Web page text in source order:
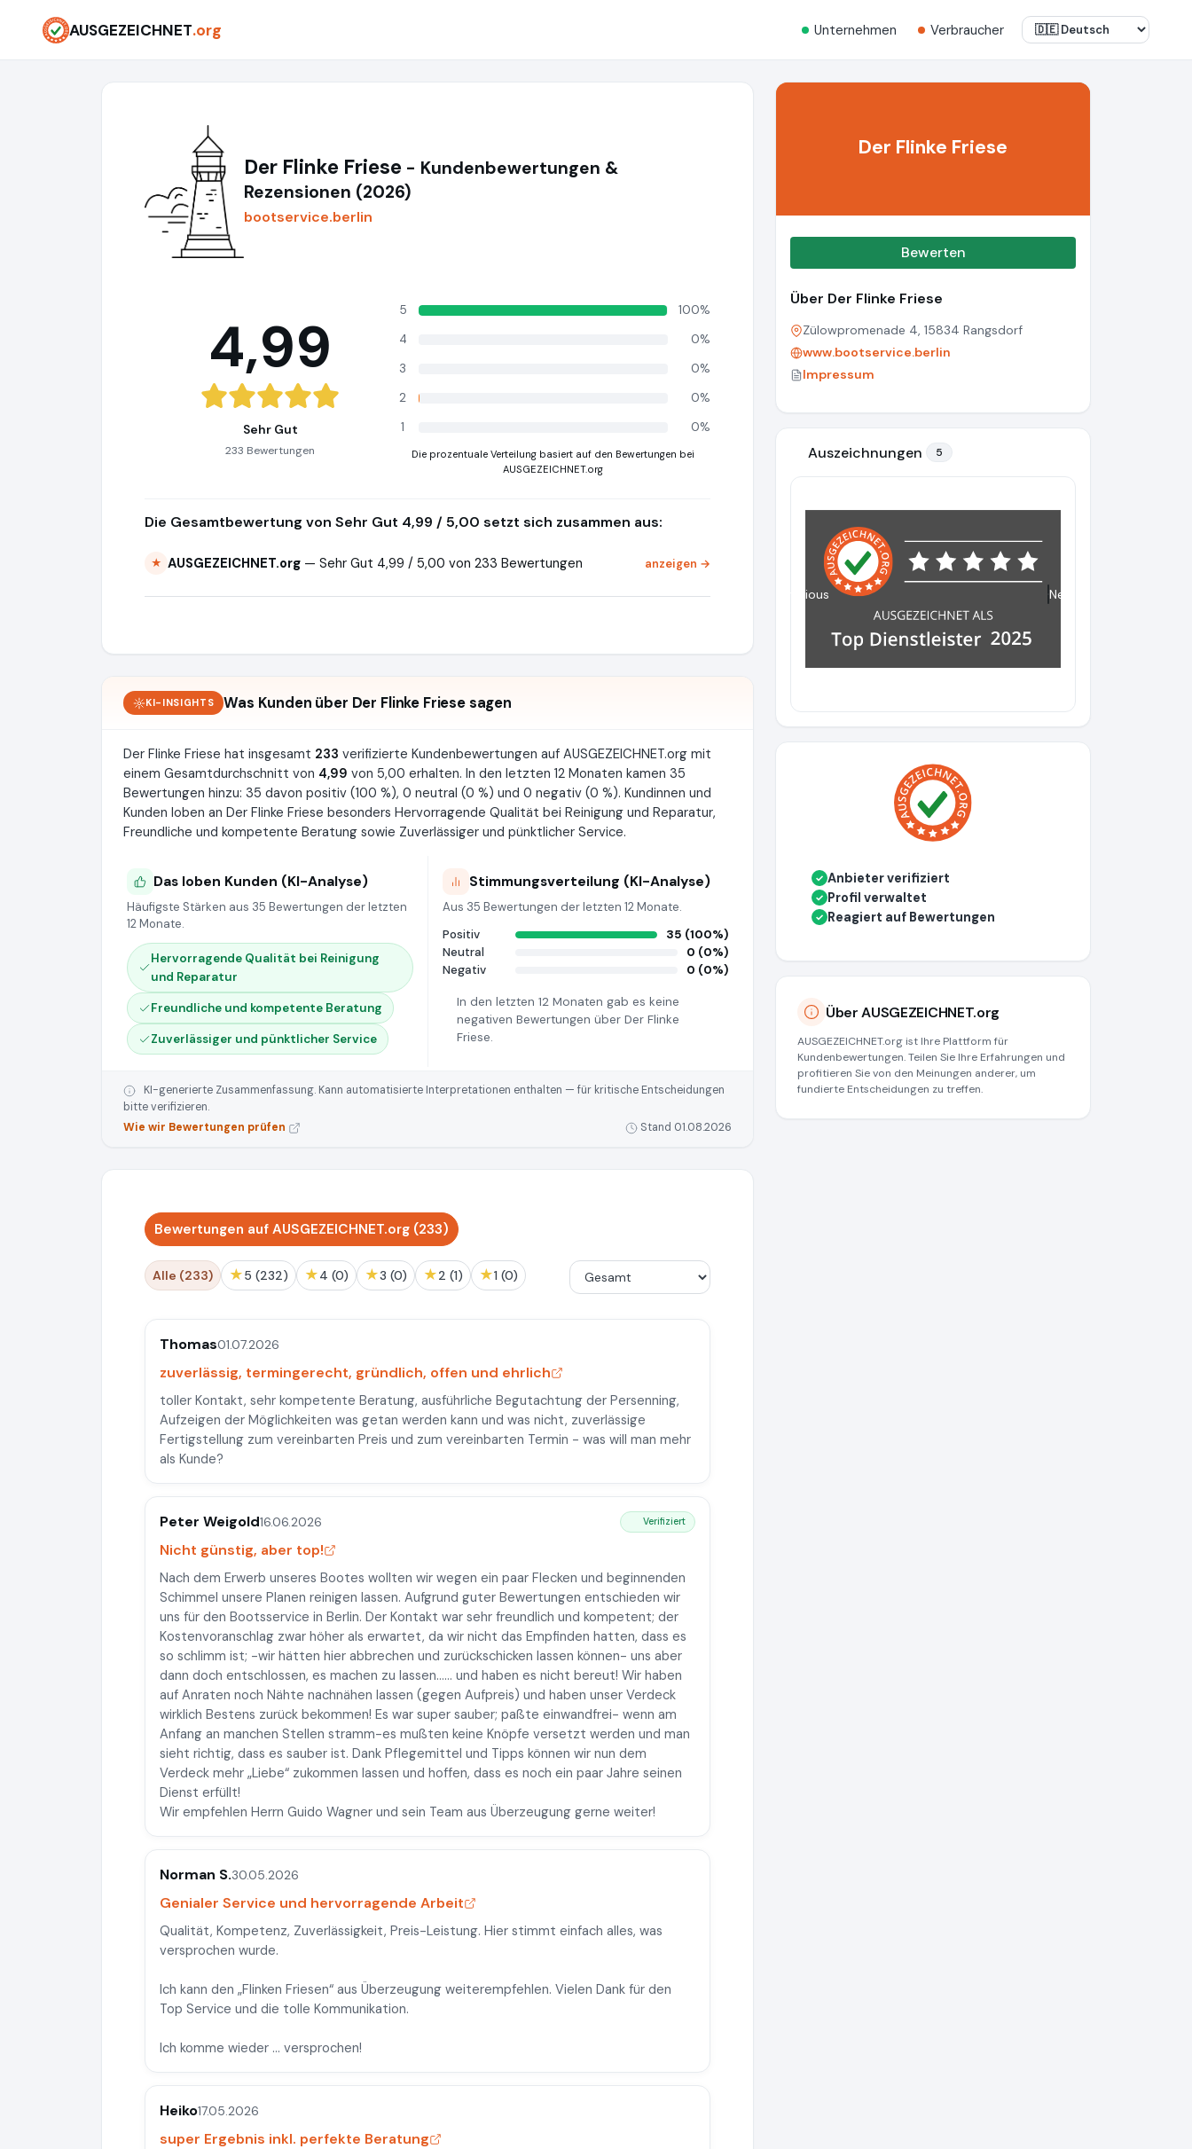
AUSGEZEICHNET.org Unternehmen Verbraucher
Der Flinke Friese - Kundenbewertungen &
Rezensionen (2026)
bootservice.berlin
4,99
Sehr Gut
233 Bewertungen
5
100%
4
0%
3
0%
2
0%
1
0%
Die prozentuale Verteilung basiert auf den Bewertungen bei
AUSGEZEICHNET.org
Die Gesamtbewertung von Sehr Gut 4,99 / 5,00 setzt sich zusammen aus:
★ AUSGEZEICHNET.org — Sehr Gut 4,99 / 5,00 von 233 Bewertungen anzeigen →
KI-INSIGHTS Was Kunden über Der Flinke Friese sagen
Der Flinke Friese hat insgesamt 233 verifizierte Kundenbewertungen auf AUSGEZEICHNET.org mit
einem Gesamtdurchschnitt von 4,99 von 5,00 erhalten. In den letzten 12 Monaten kamen 35
Bewertungen hinzu: 35 davon positiv (100 %), 0 neutral (0 %) und 0 negativ (0 %). Kundinnen und
Kunden loben an Der Flinke Friese besonders Hervorragende Qualität bei Reinigung und Reparatur,
Freundliche und kompetente Beratung sowie Zuverlässiger und pünktlicher Service.
Das loben Kunden (KI-Analyse)
Häufigste Stärken aus 35 Bewertungen der letzten
12 Monate.
Hervorragende Qualität bei Reinigung
und Reparatur
Freundliche und kompetente Beratung
Zuverlässiger und pünktlicher Service
Stimmungsverteilung (KI-Analyse)
Aus 35 Bewertungen der letzten 12 Monate.
Positiv
35 (100%)
Neutral
0 (0%)
Negativ
0 (0%)
In den letzten 12 Monaten gab es keine
negativen Bewertungen über Der Flinke
Friese.
KI-generierte Zusammenfassung. Kann automatisierte Interpretationen enthalten — für kritische Entscheidungen
bitte verifizieren.
Wie wir Bewertungen prüfen
Stand 01.08.2026
Bewertungen auf AUSGEZEICHNET.org (233)
Alle (233) ★ 5 (232) ★ 4 (0) ★ 3 (0) ★ 2 (1) ★ 1 (0)
Thomas01.07.2026
zuverlässig, termingerecht, gründlich, offen und ehrlich
toller Kontakt, sehr kompetente Beratung, ausführliche Begutachtung der Persenning,
Aufzeigen der Möglichkeiten was getan werden kann und was nicht, zuverlässige
Fertigstellung zum vereinbarten Preis und zum vereinbarten Termin - was will man mehr
als Kunde?
Peter Weigold16.06.2026 Verifiziert
Nicht günstig, aber top!
Nach dem Erwerb unseres Bootes wollten wir wegen ein paar Flecken und beginnenden
Schimmel unsere Planen reinigen lassen. Aufgrund guter Bewertungen entschieden wir
uns für den Bootsservice in Berlin. Der Kontakt war sehr freundlich und kompetent; der
Kostenvoranschlag zwar höher als erwartet, da wir nicht das Empfinden hatten, dass es
so schlimm ist; -wir hätten hier abbrechen und zurückschicken lassen können- uns aber
dann doch entschlossen, es machen zu lassen…… und haben es nicht bereut! Wir haben
auf Anraten noch Nähte nachnähen lassen (gegen Aufpreis) und haben unser Verdeck
wirklich Bestens zurück bekommen! Es war super sauber; paßte einwandfrei- wenn am
Anfang an manchen Stellen stramm-es mußten keine Knöpfe versetzt werden und man
sieht richtig, dass es sauber ist. Dank Pflegemittel und Tipps können wir nun dem
Verdeck mehr „Liebe“ zukommen lassen und hoffen, dass es noch ein paar Jahre seinen
Dienst erfüllt!
Wir empfehlen Herrn Guido Wagner und sein Team aus Überzeugung gerne weiter!
Norman S.30.05.2026
Genialer Service und hervorragende Arbeit
Qualität, Kompetenz, Zuverlässigkeit, Preis-Leistung. Hier stimmt einfach alles, was
versprochen wurde.
Ich kann den „Flinken Friesen“ aus Überzeugung weiterempfehlen. Vielen Dank für den
Top Service und die tolle Kommunikation.
Ich komme wieder … versprochen!
Heiko17.05.2026
super Ergebnis inkl. perfekte Beratung
Der Flinke Friese
Bewerten
Über Der Flinke Friese
Zülowpromenade 4, 15834 Rangsdorf
www.bootservice.berlin
Impressum
Auszeichnungen 5
Previous Next
✓ Anbieter verifiziert
✓ Profil verwaltet
✓ Reagiert auf Bewertungen
Über AUSGEZEICHNET.org
AUSGEZEICHNET.org ist Ihre Plattform für
Kundenbewertungen. Teilen Sie Ihre Erfahrungen und
profitieren Sie von den Meinungen anderer, um
fundierte Entscheidungen zu treffen.